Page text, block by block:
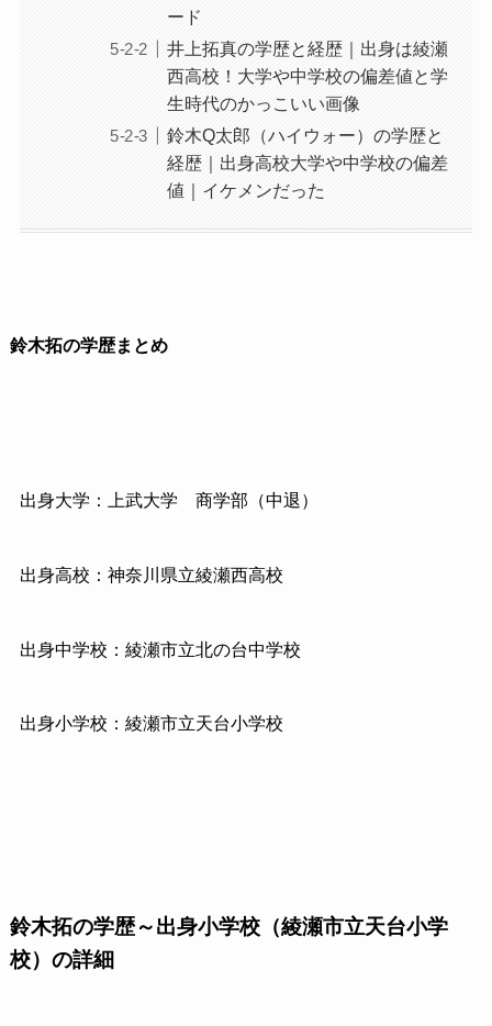
ード
井上拓真の学歴と経歴｜出身は綾瀬
西高校！大学や中学校の偏差値と学
生時代のかっこいい画像
鈴木Q太郎（ハイウォー）の学歴と
経歴｜出身高校大学や中学校の偏差
値｜イケメンだった
鈴木拓の学歴まとめ
出身大学：上武大学 商学部（中退）
出身高校：神奈川県立綾瀬西高校
出身中学校：綾瀬市立北の台中学校
出身小学校：綾瀬市立天台小学校
鈴木拓の学歴～出身小学校（綾瀬市立天台小学
校）の詳細